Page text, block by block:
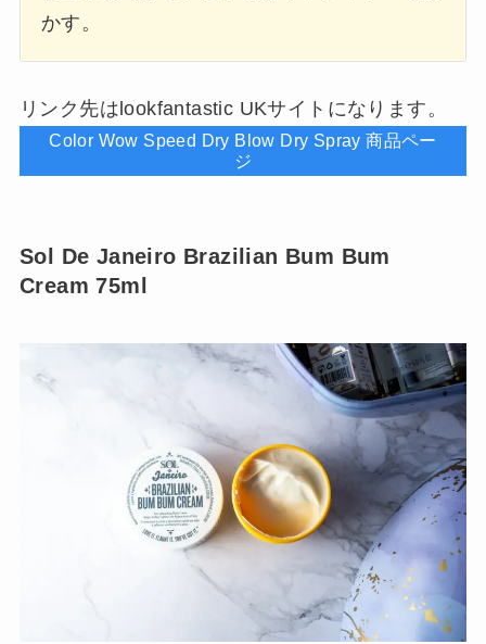
かす。
リンク先はlookfantastic UKサイトになります。
Color Wow Speed Dry Blow Dry Spray 商品ペー
ジ
Sol De Janeiro Brazilian Bum Bum
Cream 75ml